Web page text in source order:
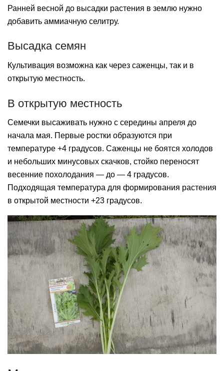
Ранней весной до высадки растения в землю нужно
добавить аммиачную селитру.
Высадка семян
Культивация возможна как через саженцы, так и в
открытую местность.
В открытую местность
Семечки высаживать нужно с середины апреля до
начала мая. Первые ростки образуются при
температуре +4 градусов. Саженцы не боятся холодов
и небольших минусовых скачков, стойко переносят
весенние похолодания — до — 4 градусов.
Подходящая температура для формирования растения
в открытой местности +23 градусов.